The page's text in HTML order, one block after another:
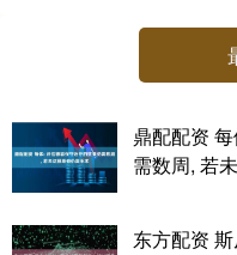
鼎配配资
需数周, 若
东方配资